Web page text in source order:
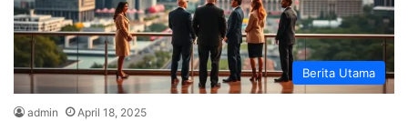
Berita Utama
admin April 18, 2025